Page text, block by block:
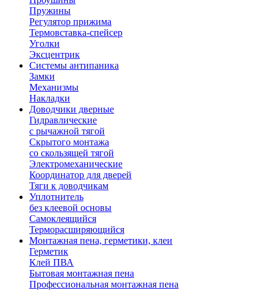
Пружины
Регулятор прижима
Термовставка-спейсер
Уголки
Эксцентрик
Системы антипаника
Замки
Механизмы
Накладки
Доводчики дверные
Гидравлические
с рычажной тягой
Скрытого монтажа
со скользящей тягой
Электромеханические
Координатор для дверей
Тяги к доводчикам
Уплотнитель
без клеевой основы
Самоклеящийся
Терморасширяющийся
Монтажная пена, герметики, клеи
Герметик
Клей ПВА
Бытовая монтажная пена
Профессиональная монтажная пена